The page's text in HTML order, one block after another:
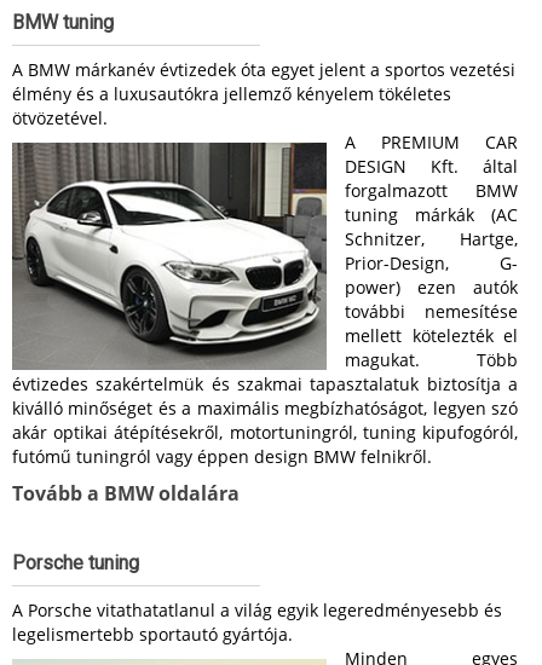
BMW tuning
A BMW márkanév évtizedek óta egyet jelent a sportos vezetési
élmény és a luxusautókra jellemző kényelem tökéletes
ötvözetével.
A PREMIUM CAR
DESIGN Kft. által
forgalmazott BMW
tuning márkák (AC
Schnitzer, Hartge,
Prior-Design, G-
power) ezen autók
további nemesítése
mellett kötelezték el
magukat. Több
évtizedes szakértelmük és szakmai tapasztalatuk biztosítja a
kiválló minőséget és a maximális megbízhatóságot, legyen szó
akár optikai átépítésekről, motortuningról, tuning kipufogóról,
futómű tuningról vagy éppen design BMW felnikről.
Tovább a BMW oldalára
Porsche tuning
A Porsche vitathatatlanul a világ egyik legeredményesebb és
legelismertebb sportautó gyártója.
Minden egyes